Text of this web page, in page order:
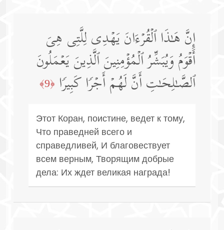
إِنَّ هَـٰذَا ٱلۡقُرۡءَانَ یَهۡدِی لِلَّتِی هِیَ
أَقۡوَمُ وَیُبَشِّرُ ٱلۡمُؤۡمِنِینَ ٱلَّذِینَ یَعۡمَلُونَ
ٱلصَّـٰلِحَـٰتِ أَنَّ لَهُمۡ أَجۡرࣰا كَبِیرࣰا ﴿9﴾
Этот Коран, поистине, ведет к тому,
Что праведней всего и
справедливей, И благовествует
всем верным, Творящим добрые
дела: Их ждет великая награда!